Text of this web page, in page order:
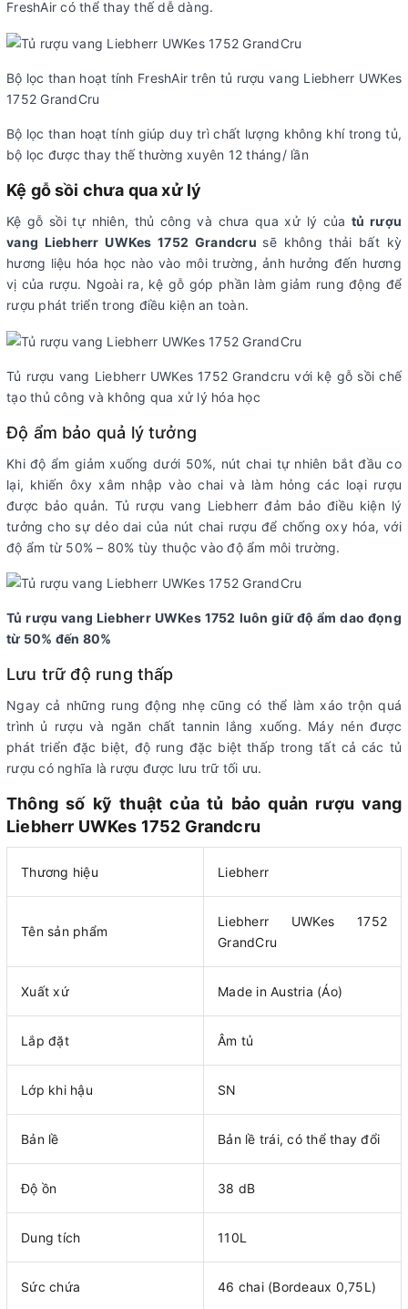
FreshAir có thể thay thế dễ dàng.
Bộ lọc than hoạt tính FreshAir trên tủ rượu vang Liebherr UWKes
1752 GrandCru
Bộ lọc than hoạt tính giúp duy trì chất lượng không khí trong tủ,
bộ lọc được thay thế thường xuyên 12 tháng/ lần
Kệ gỗ sồi chưa qua xử lý
Kệ gỗ sồi tự nhiên, thủ công và chưa qua xử lý của tủ rượu
vang Liebherr UWKes 1752 Grandcru sẽ không thải bất kỳ
hương liệu hóa học nào vào môi trường, ảnh hưởng đến hương
vị của rượu. Ngoài ra, kệ gỗ góp phần làm giảm rung động để
rượu phát triển trong điều kiện an toàn.
Tủ rượu vang Liebherr UWKes 1752 Grandcru với kệ gỗ sồi chế
tạo thủ công và không qua xử lý hóa học
Độ ẩm bảo quả lý tưởng
Khi độ ẩm giảm xuống dưới 50%, nút chai tự nhiên bắt đầu co
lại, khiến ôxy xâm nhập vào chai và làm hỏng các loại rượu
được bảo quản. Tủ rượu vang Liebherr đảm bảo điều kiện lý
tưởng cho sự dẻo dai của nút chai rượu để chống oxy hóa, với
độ ẩm từ 50% – 80% tùy thuộc vào độ ẩm môi trường.
Tủ rượu vang Liebherr UWKes 1752 luôn giữ độ ẩm dao đọng
từ 50% đến 80%
Lưu trữ độ rung thấp
Ngay cả những rung động nhẹ cũng có thể làm xáo trộn quá
trình ủ rượu và ngăn chất tannin lắng xuống. Máy nén được
phát triển đặc biệt, độ rung đặc biệt thấp trong tất cả các tủ
rượu có nghĩa là rượu được lưu trữ tối ưu.
Thông số kỹ thuật của tủ bảo quản rượu vang
Liebherr UWKes 1752 Grandcru
Thương hiệu Liebherr
Tên sản phẩm
Liebherr UWKes 1752
GrandCru
Xuất xứ Made in Austria (Áo)
Lắp đặt Âm tủ
Lớp khi hậu SN
Bản lề Bản lề trái, có thể thay đổi
Độ ồn 38 dB
Dung tích 110L
Sức chứa 46 chai (Bordeaux 0,75L)